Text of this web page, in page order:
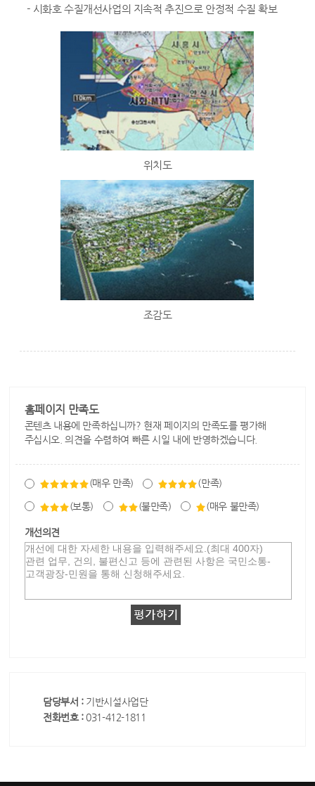
- 시화호 수질개선사업의 지속적 추진으로 안정적 수질 확보
위치도
조감도
홈페이지 만족도
콘텐츠 내용에 만족하십니까? 현재 페이지의 만족도를 평가해
주십시오. 의견을 수렴하여 빠른 시일 내에 반영하겠습니다.
(매우 만족) (만족)
(보통) (불만족) (매우 불만족)
개선의견
담당부서 : 기반시설사업단
전화번호 : 031-412-1811